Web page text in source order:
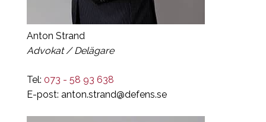
Anton Strand
Advokat / Delägare
Tel: 073 - 58 93 638
E-post:anton.strand@defens.se